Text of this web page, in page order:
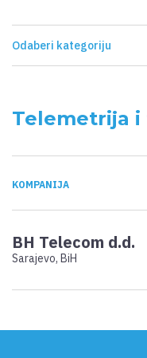
Odaberi kategoriju
Telemetrija
KOMPANIJA
BH Telecom d.d.
Sarajevo, BiH